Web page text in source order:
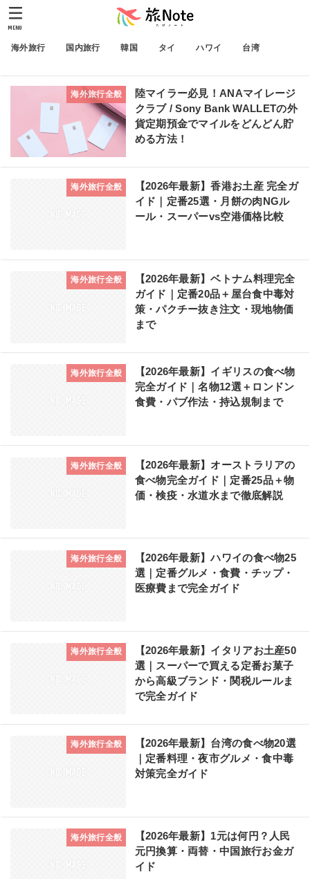
海外旅行 国内旅行 韓国 タイ ハワイ 台湾
MENU
海外旅行全般
陸マイラー必見！ANAマイレージ
クラブ / Sony Bank WALLETの外
貨定期預金でマイルをどんどん貯
める方法！
海外旅行全般
【2026年最新】香港お土産 完全ガ
イド｜定番25選・月餅の肉NGル
ール・スーパーvs空港価格比較
海外旅行全般
【2026年最新】ベトナム料理完全
ガイド｜定番20品＋屋台食中毒対
策・パクチー抜き注文・現地物価
まで
海外旅行全般
【2026年最新】イギリスの食べ物
完全ガイド｜名物12選＋ロンドン
食費・パブ作法・持込規制まで
海外旅行全般
【2026年最新】オーストラリアの
食べ物完全ガイド｜定番25品＋物
価・検疫・水道水まで徹底解説
海外旅行全般
【2026年最新】ハワイの食べ物25
選｜定番グルメ・食費・チップ・
医療費まで完全ガイド
海外旅行全般
【2026年最新】イタリアお土産50
選｜スーパーで買える定番お菓子
から高級ブランド・関税ルールま
で完全ガイド
海外旅行全般
【2026年最新】台湾の食べ物20選
｜定番料理・夜市グルメ・食中毒
対策完全ガイド
海外旅行全般
【2026年最新】1元は何円？人民
元円換算・両替・中国旅行お金ガ
イド